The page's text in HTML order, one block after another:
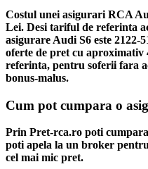
Costul unei asigurari RCA
Lei. Desi tariful de referinta
asigurare Audi S6 este 2122-
oferte de pret cu
referinta, pentru soferii fara
bonus-malus.
Cum pot cumpara o
Prin Pret-rca.ro poti
poti apela la un broker
cel mai mic pret.